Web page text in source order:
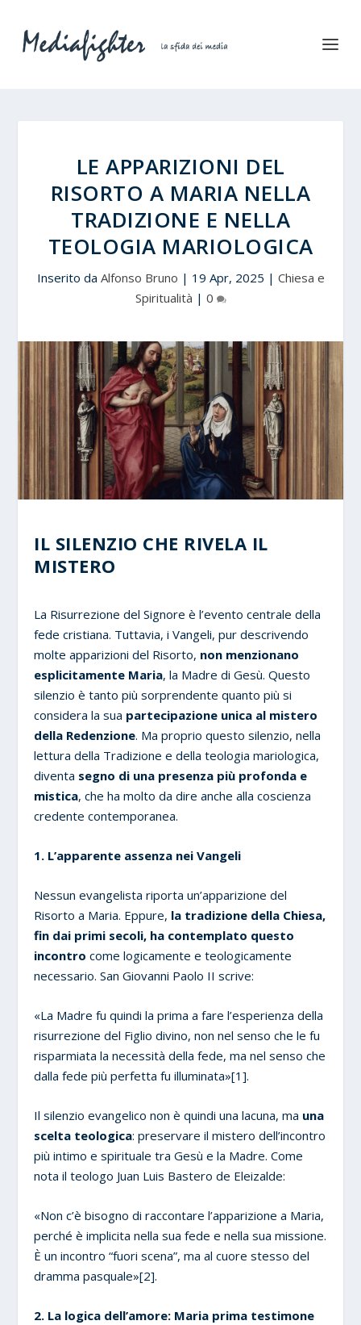
LE APPARIZIONI DEL
RISORTO A MARIA NELLA
TRADIZIONE E NELLA
TEOLOGIA MARIOLOGICA
Inserito da Alfonso Bruno | 19 Apr, 2025 | Chiesa e
Spiritualità | 0
IL SILENZIO CHE RIVELA IL
MISTERO
La Risurrezione del Signore è l’evento centrale della
fede cristiana. Tuttavia, i Vangeli, pur descrivendo
molte apparizioni del Risorto, non menzionano
esplicitamente Maria, la Madre di Gesù. Questo
silenzio è tanto più sorprendente quanto più si
considera la sua partecipazione unica al mistero
della Redenzione. Ma proprio questo silenzio, nella
lettura della Tradizione e della teologia mariologica,
diventa segno di una presenza più profonda e
mistica, che ha molto da dire anche alla coscienza
credente contemporanea.
1. L’apparente assenza nei Vangeli
Nessun evangelista riporta un’apparizione del
Risorto a Maria. Eppure, la tradizione della Chiesa,
fin dai primi secoli, ha contemplato questo
incontro come logicamente e teologicamente
necessario. San Giovanni Paolo II scrive:
«La Madre fu quindi la prima a fare l’esperienza della
risurrezione del Figlio divino, non nel senso che le fu
risparmiata la necessità della fede, ma nel senso che
dalla fede più perfetta fu illuminata»[1].
Il silenzio evangelico non è quindi una lacuna, ma una
scelta teologica: preservare il mistero dell’incontro
più intimo e spirituale tra Gesù e la Madre. Come
nota il teologo Juan Luis Bastero de Eleizalde:
«Non c’è bisogno di raccontare l’apparizione a Maria,
perché è implicita nella sua fede e nella sua missione.
È un incontro “fuori scena”, ma al cuore stesso del
dramma pasquale»[2].
2. La logica dell’amore: Maria prima testimone